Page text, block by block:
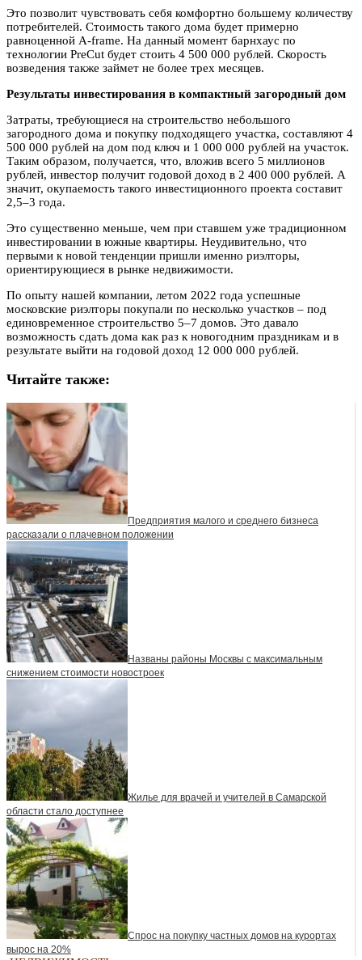
Это позволит чувствовать себя комфортно большему количеству
потребителей. Стоимость такого дома будет примерно
равноценной А-frame. На данный момент барнхаус по
технологии PreCut будет стоить 4 500 000 рублей. Скорость
возведения также займет не более трех месяцев.
Результаты инвестирования в компактный загородный дом
Затраты, требующиеся на строительство небольшого
загородного дома и покупку подходящего участка, составляют 4
500 000 рублей на дом под ключ и 1 000 000 рублей на участок.
Таким образом, получается, что, вложив всего 5 миллионов
рублей, инвестор получит годовой доход в 2 400 000 рублей. А
значит, окупаемость такого инвестиционного проекта составит
2,5–3 года.
Это существенно меньше, чем при ставшем уже традиционном
инвестировании в южные квартиры. Неудивительно, что
первыми к новой тенденции пришли именно риэлторы,
ориентирующиеся в рынке недвижимости.
По опыту нашей компании, летом 2022 года успешные
московские риэлторы покупали по несколько участков – под
единовременное строительство 5–7 домов. Это давало
возможность сдать дома как раз к новогодним праздникам и в
результате выйти на годовой доход 12 000 000 рублей.
Читайте также:
Предприятия малого и среднего бизнеса
рассказали о плачевном положении
Названы районы Москвы с максимальным
снижением стоимости новостроек
Жилье для врачей и учителей в Самарской
области стало доступнее
Спрос на покупку частных домов на курортах
вырос на 20%